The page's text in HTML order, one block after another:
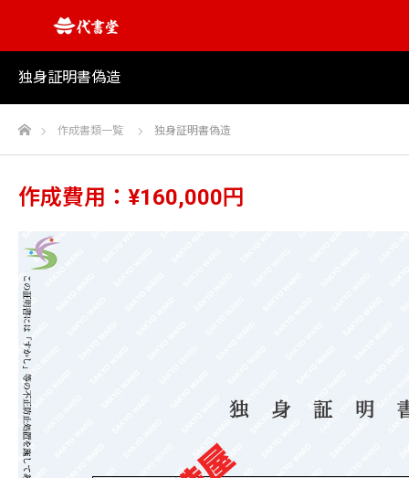
独身証明書偽造
ホーム作成書類一覧 独身証明書偽造
作成費用：¥160,000円